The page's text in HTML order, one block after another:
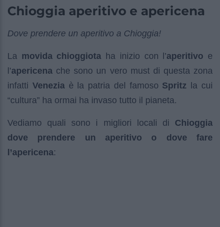
Chioggia aperitivo e apericena
Dove prendere un aperitivo a Chioggia!
La movida chioggiota ha inizio con l’aperitivo e
l’apericena che sono un vero must di questa zona
infatti Veneziaè la patria del famoso Spritz la cui
“cultura” ha ormai ha invaso tutto il pianeta.
Vediamo quali sono i migliori locali di Chioggia
dove prendere un aperitivo o dove fare
l’apericena: